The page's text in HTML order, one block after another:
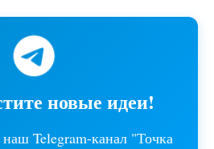
новые идеи!
Telegram-канал "Точка